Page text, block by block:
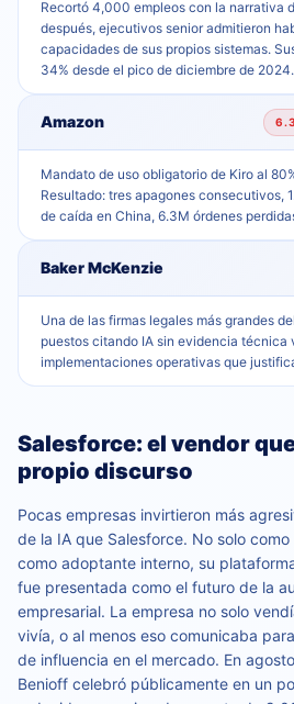
Recortó 4,000 empleos con la narrativa
después, ejecutivos senior admitieron
capacidades de sus propios sistemas.
34% desde el pico de diciembre de 2024.
Amazon
Mandato de uso obligatorio de Kiro al
Resultado: tres apagones consecutivos,
de caída en China, 6.3M órdenes
Baker McKenzie
Una de las firmas legales más grandes
puestos citando IA sin evidencia técnica
implementaciones operativas que
Salesforce: el vendor
propio discurso
Pocas empresas invirtieron más
de la IA que Salesforce. No solo
como adoptante interno, su
fue presentada como el futuro de la
empresarial. La empresa no solo
vivía, o al menos eso comunicaba
de influencia en el mercado. En
Benioff celebró públicamente en un